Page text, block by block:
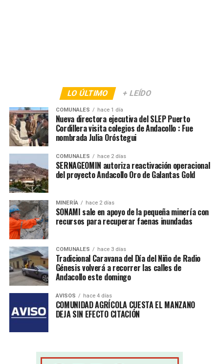
LO ÚLTIMO + LEÍDO
COMUNALES hace 1 día
Nueva directora ejecutiva del SLEP Puerto
Cordillera visita colegios de Andacollo : Fue
nombrada Julia Oróstegui
COMUNALES hace 2 días
SERNAGEOMIN autoriza reactivación operacional
del proyecto Andacollo Oro de Galantas Gold
MINERÍA hace 2 días
SONAMI sale en apoyo de la pequeña minería con
recursos para recuperar faenas inundadas
COMUNALES hace 3 días
Tradicional Caravana del Día del Niño de Radio
Génesis volverá a recorrer las calles de
Andacollo este domingo
AVISOS hace 4 días
COMUNIDAD AGRÍCOLA CUESTA EL MANZANO
DEJA SIN EFECTO CITACIÓN